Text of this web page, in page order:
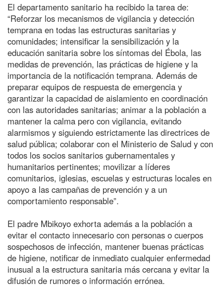
El departamento sanitario ha recibido la tarea de:
“Reforzar los mecanismos de vigilancia y detección
temprana en todas las estructuras sanitarias y
comunidades; intensificar la sensibilización y la
educación sanitaria sobre los síntomas del Ébola, las
medidas de prevención, las prácticas de higiene y la
importancia de la notificación temprana. Además de
preparar equipos de respuesta de emergencia y
garantizar la capacidad de aislamiento en coordinación
con las autoridades sanitarias; animar a la población a
mantener la calma pero con vigilancia, evitando
alarmismos y siguiendo estrictamente las directrices de
salud pública; colaborar con el Ministerio de Salud y con
todos los socios sanitarios gubernamentales y
humanitarios pertinentes; movilizar a líderes
comunitarios, iglesias, escuelas y estructuras locales en
apoyo a las campañas de prevención y a un
comportamiento responsable”.
El padre Mbikoyo exhorta además a la población a
evitar el contacto innecesario con personas o cuerpos
sospechosos de infección, mantener buenas prácticas
de higiene, notificar de inmediato cualquier enfermedad
inusual a la estructura sanitaria más cercana y evitar la
difusión de rumores o información errónea.